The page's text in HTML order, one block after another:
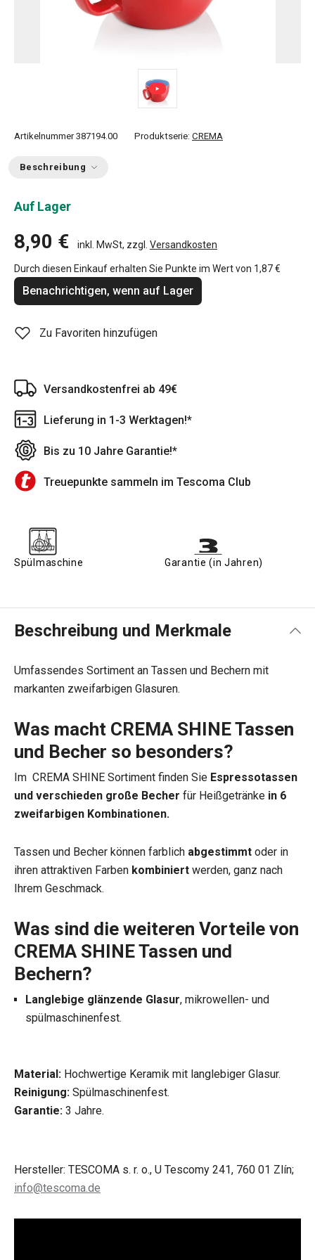
Artikelnummer 387194.00 Produktserie: CREMA
Beschreibung
Auf Lager
8,90 € inkl. MwSt, zzgl. Versandkosten
Durch diesen Einkauf erhalten Sie Punkte im Wert von 1,87 €
Benachrichtigen, wenn auf Lager
Zu Favoriten hinzufügen
Versandkostenfrei ab 49€
Lieferung in 1-3 Werktagen!*
Bis zu 10 Jahre Garantie!*
Treuepunkte sammeln im Tescoma Club
Spülmaschine Garantie (in Jahren)
Beschreibung und Merkmale
Umfassendes Sortiment an Tassen und Bechern mit
markanten zweifarbigen Glasuren.
Was macht CREMA SHINE Tassen
und Becher so besonders?
Im CREMA SHINE Sortiment finden Sie Espressotassen
und verschieden große Becher für Heißgetränke in 6
zweifarbigen Kombinationen.
Tassen und Becher können farblich abgestimmt oder in
ihren attraktiven Farben kombiniert werden, ganz nach
Ihrem Geschmack.
Was sind die weiteren Vorteile von
CREMA SHINE Tassen und
Bechern?
Langlebige glänzende Glasur, mikrowellen- und
spülmaschinenfest.
Material: Hochwertige Keramik mit langlebiger Glasur.
Reinigung: Spülmaschinenfest.
Garantie: 3 Jahre.
Hersteller: TESCOMA s. r. o., U Tescomy 241, 760 01 Zlín;
info@tescoma.de